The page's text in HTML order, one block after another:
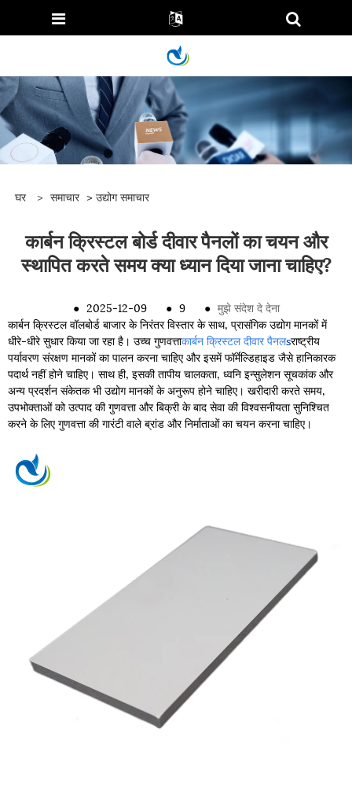
घर > समाचार > उद्योग समाचार
कार्बन क्रिस्टल बोर्ड दीवार पैनलों का चयन और
स्थापित करते समय क्या ध्यान दिया जाना चाहिए?
● 2025-12-09 ● 9 ● मुझे संदेश दे देना
कार्बन क्रिस्टल वॉलबोर्ड बाजार के निरंतर विस्तार के साथ, प्रासंगिक उद्योग मानकों में
धीरे-धीरे सुधार किया जा रहा है। उच्च गुणवत्ताकार्बन क्रिस्टल दीवार पैनलsराष्ट्रीय
पर्यावरण संरक्षण मानकों का पालन करना चाहिए और इसमें फॉर्मेल्डिहाइड जैसे हानिकारक
पदार्थ नहीं होने चाहिए। साथ ही, इसकी तापीय चालकता, ध्वनि इन्सुलेशन सूचकांक और
अन्य प्रदर्शन संकेतक भी उद्योग मानकों के अनुरूप होने चाहिए। खरीदारी करते समय,
उपभोक्ताओं को उत्पाद की गुणवत्ता और बिक्री के बाद सेवा की विश्वसनीयता सुनिश्चित
करने के लिए गुणवत्ता की गारंटी वाले ब्रांड और निर्माताओं का चयन करना चाहिए।